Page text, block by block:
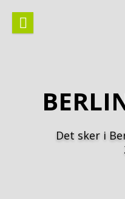
indhold
Det sker i